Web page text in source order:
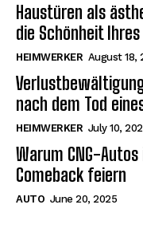
Haustüren als
die Schönheit
HEIMWERKER August 18,
nach dem Tod
HEIMWERKER July 10,
Warum CNG-
Comeback feiern
AUTO June 20, 2025